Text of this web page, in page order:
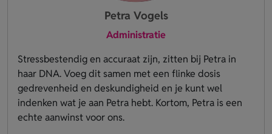
Petra Vogels
Administratie
Stressbestendig en accuraat zijn, zitten bij Petra in
haar DNA. Voeg dit samen met een flinke dosis
gedrevenheid en deskundigheid en je kunt wel
indenken wat je aan Petra hebt. Kortom, Petra is een
echte aanwinst voor ons.